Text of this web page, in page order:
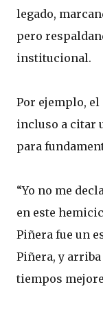
legado,
pero
institucional.
Por ejemplo,
incluso a citar
para
“Yo no me
en este
Piñera fue un
Piñera, y
tiempos